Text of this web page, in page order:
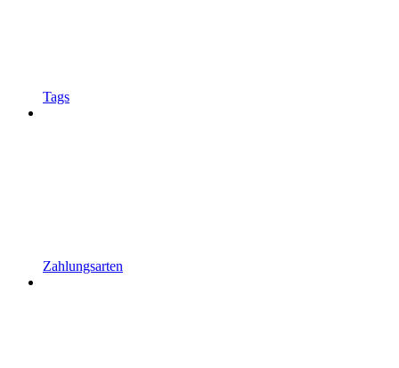
Tags
Zahlungsarten